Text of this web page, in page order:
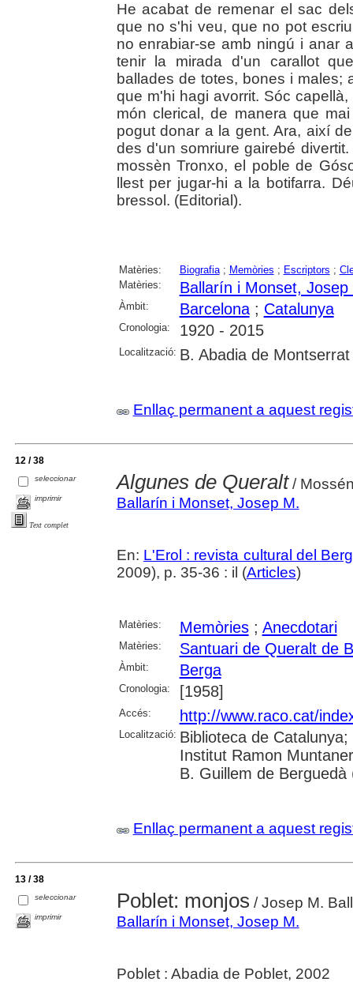
He acabat de remenar el sac
que no s'hi veu, que no pot
no enrabiar-se amb ningú i anar
tenir la mirada d'un carallot
ballades de totes, bones i
que m'hi hagi avorrit. Sóc
món clerical, de manera que
pogut donar a la gent. Ara, així
des d'un somriure gairebé
mossèn Tronxo, el poble de
llest per jugar-hi a la botifarra.
bressol. (Editorial).
Matèries: Biografia; Memòries ; Escriptors ;
Matèries:
Ballarín i Monset, Josep
Àmbit: Barcelona; Catalunya
Cronologia: 1920 - 2015
Localització: B. Abadia de Montserrat
Enllaç permanent a aquest
12 / 38
seleccionar
imprimir
Text complet
Algunes de Queralt/
Ballarín i Monset, Josep M.
En: L'Erol : revista cultural del
2009), p. 35-36 : il (Articles)
Matèries: Memòries; Anecdotari
Matèries: Santuari de Queralt de
Àmbit: Berga
Cronologia: [1958]
Accés: http://www.raco.cat/
Localització: Biblioteca de
Institut Ramon
B. Guillem de Berguedà
Enllaç permanent a aquest
13 / 38
seleccionar
imprimir
Poblet: monjos / Josep M.
Ballarín i Monset, Josep M.
Poblet : Abadia de Poblet, 2002